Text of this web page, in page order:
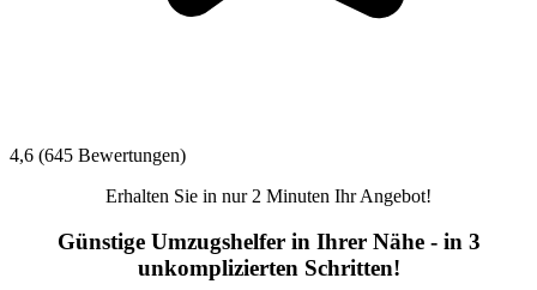
4,6 (645 Bewertungen)
Erhalten Sie in nur 2 Minuten Ihr Angebot!
Günstige Umzugshelfer in Ihrer Nähe - in 3
unkomplizierten Schritten!